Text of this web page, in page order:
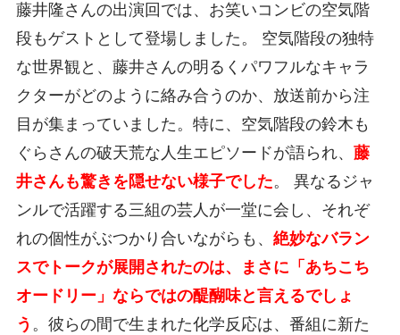
藤井隆さんの出演回では、お笑いコンビの空気階
段もゲストとして登場しました。 空気階段の独特
な世界観と、藤井さんの明るくパワフルなキャラ
クターがどのように絡み合うのか、放送前から注
目が集まっていました。特に、空気階段の鈴木も
ぐらさんの破天荒な人生エピソードが語られ、 藤
井さんも驚きを隠せない様子でした。 異なるジャ
ンルで活躍する三組の芸人が一堂に会し、それぞ
れの個性がぶつかり合いながらも、 絶妙なバラン
スでトークが展開されたのは、まさに「あちこち
オードリー」ならではの醍醐味と言えるでしょ
う 。彼らの間で生まれた化学反応は、番組に新た